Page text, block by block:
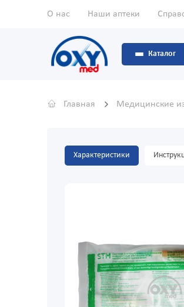
О нас Наши аптеки
Каталог
Главная Медицинские
Характеристики